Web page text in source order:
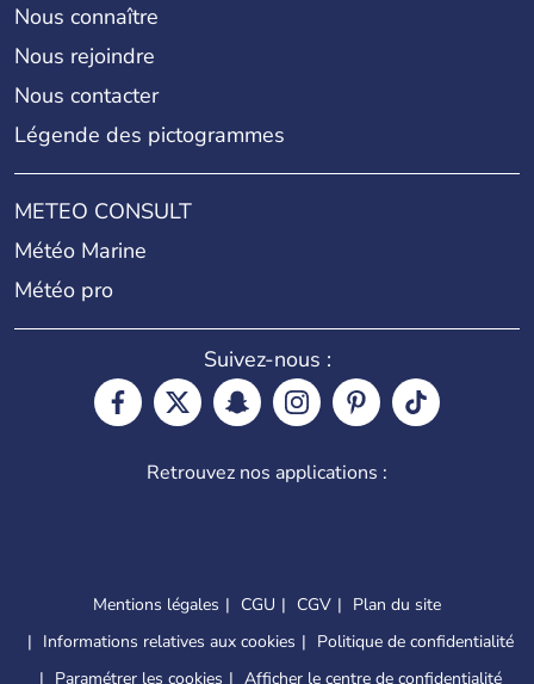
Nous connaître
Nous rejoindre
Nous contacter
Légende des pictogrammes
METEO CONSULT
Météo Marine
Météo pro
Suivez-nous :
Retrouvez nos applications :
Mentions légales CGU CGV
Plan du site
Informations relatives aux cookies
Politique de confidentialité
Paramétrer les cookies
Afficher le centre de confidentialité